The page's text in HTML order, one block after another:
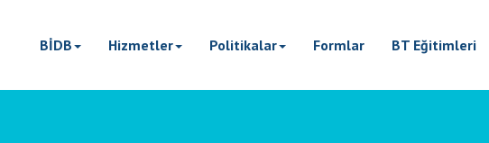
BİDB Hizmetler Politikalar Formlar BT Eğitimleri